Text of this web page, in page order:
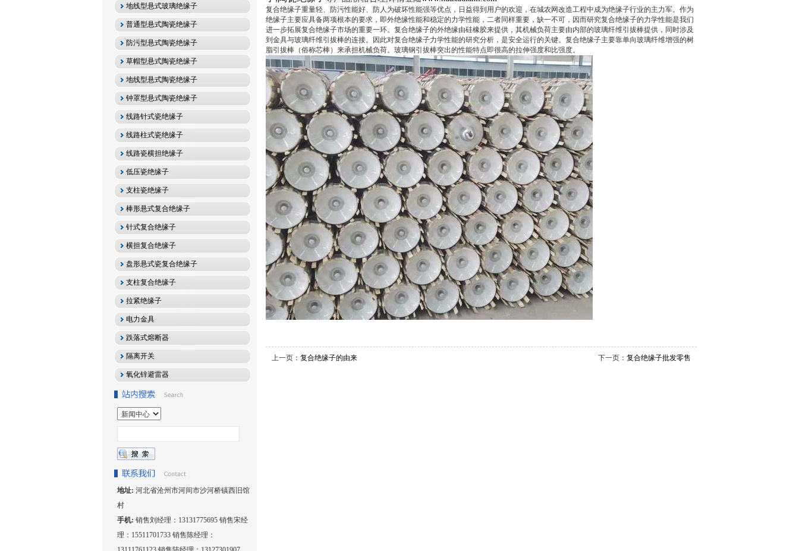
地线型悬式玻璃绝缘子
普通型悬式陶瓷绝缘子
防污型悬式陶瓷绝缘子
草帽型悬式陶瓷绝缘子
地线型悬式陶瓷绝缘子
钟罩型悬式陶瓷绝缘子
线路针式瓷绝缘子
线路柱式瓷绝缘子
线路瓷横担绝缘子
低压瓷绝缘子
支柱瓷绝缘子
棒形悬式复合绝缘子
针式复合绝缘子
横担复合绝缘子
盘形悬式瓷复合绝缘子
支柱复合绝缘子
拉紧绝缘子
电力金具
跌落式熔断器
隔离开关
氧化锌避雷器
地址: 河北省沧州市河间市沙河桥镇西旧馆
村
手机: 销售刘经理：13131775695 销售宋经
理：15511701733 销售陈经理：
复合绝缘子重量轻、防污性能好、防人为破坏性能强等优点，日益得到用户的欢迎，在城农网改造工程中成为绝缘子行业的主力军。作为
绝缘子主要应具备两项根本的要求，即外绝缘性能和稳定的力学性能，二者同样重要，缺一不可，因而研究复合绝缘子的力学性能是我们
进一步拓展复合绝缘子市场的重要一环。复合绝缘子的外绝缘由硅橡胶来提供，其机械负荷主要由内部的玻璃纤维引拔棒提供，同时涉及
到金具与玻璃纤维引拔棒的连接。因此对复合绝缘子力学性能的研究分析，是安全运行的关键。复合绝缘子主要靠单向玻璃纤维增强的树
脂引拔棒（俗称芯棒）来承担机械负荷。玻璃钢引拔棒突出的性能特点即很高的拉伸强度和比强度。
上一页： 复合绝缘子的由来 下一页： 复合绝缘子批发零售